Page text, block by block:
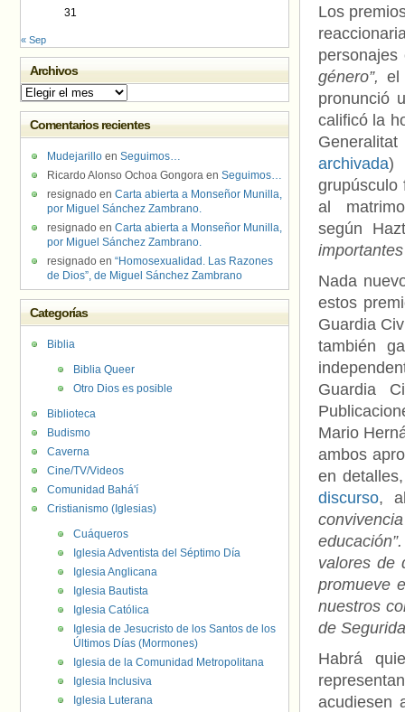
Los
género”, el
pronunció
calificó la
Generalitat
archivada)
grupúsculo
al
según
Nada
estos
Guardia
también
Guardia
Mario
ambos
en
discurso,
valores de
promueve
nuestros
de
Habrá
acudiesen
31
« Sep
Archivos
Archivos
Comentarios recientes
Mudejarillo en Seguimos…
Ricardo Alonso Ochoa Gongora en Seguimos…
resignado en Carta abierta a Monseñor Munilla,
por Miguel Sánchez Zambrano.
resignado en Carta abierta a Monseñor Munilla,
por Miguel Sánchez Zambrano.
resignado en “Homosexualidad. Las Razones
de Dios”, de Miguel Sánchez Zambrano
Categorías
Biblia
Biblia Queer
Otro Dios es posible
Biblioteca
Budismo
Caverna
Cine/TV/Videos
Comunidad Bahá'í
Cristianismo (Iglesias)
Cuáqueros
Iglesia Adventista del Séptimo Día
Iglesia Anglicana
Iglesia Bautista
Iglesia Católica
Iglesia de Jesucristo de los Santos de los
Últimos Días (Mormones)
Iglesia de la Comunidad Metropolitana
Iglesia Inclusiva
Iglesia Luterana